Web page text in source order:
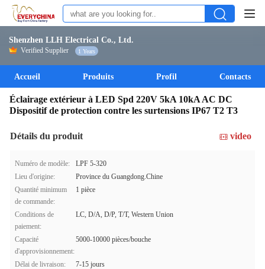
Shenzhen LLH Electrical Co., Ltd.
Verified Supplier 1 Years
Accueil Produits Profil Contacts
Éclairage extérieur à LED Spd 220V 5kA 10kA AC DC
Dispositif de protection contre les surtensions IP67 T2 T3
Détails du produit video
Numéro de modèle:
LPF 5-320
Lieu d'origine:
Province du Guangdong.Chine
Quantité minimum
de commande:
1 pièce
Conditions de
paiement:
LC, D/A, D/P, T/T, Western Union
Capacité
d'approvisionnement:
5000-10000 pièces/bouche
Délai de livraison:
7-15 jours